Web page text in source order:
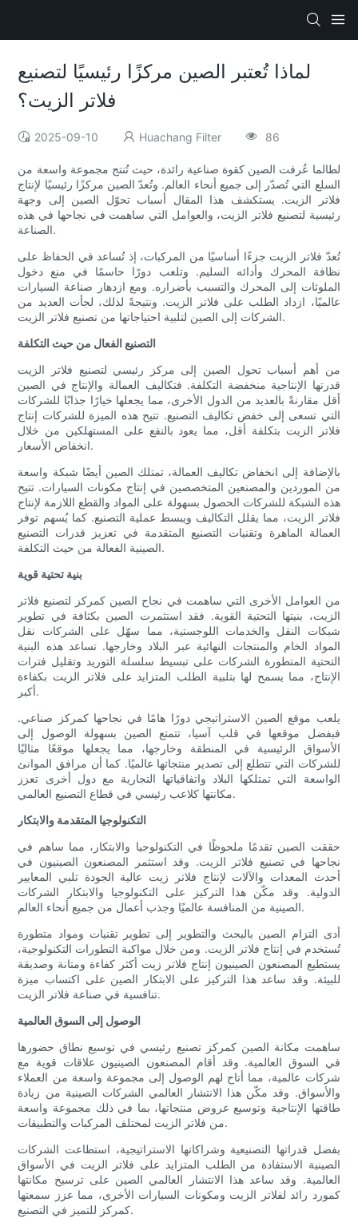
لماذا تُعتبر الصين مركزًا رئيسيًا لتصنيع
فلاتر الزيت؟
2025-09-10 Huachang Filter 86
لطالما عُرفت الصين كقوة صناعية رائدة، حيث تُنتج مجموعة واسعة من
السلع التي تُصدّر إلى جميع أنحاء العالم. وتُعدّ الصين مركزًا رئيسيًا لإنتاج
فلاتر الزيت. يستكشف هذا المقال أسباب تحوّل الصين إلى وجهة
رئيسية لتصنيع فلاتر الزيت، والعوامل التي ساهمت في نجاحها في هذه
الصناعة.
تُعدّ فلاتر الزيت جزءًا أساسيًا من المركبات، إذ تُساعد في الحفاظ على
نظافة المحرك وأدائه السليم. وتلعب دورًا حاسمًا في منع دخول
الملوثات إلى المحرك والتسبب بأضراره. ومع ازدهار صناعة السيارات
عالميًا، ازداد الطلب على فلاتر الزيت. ونتيجةً لذلك، لجأت العديد من
الشركات إلى الصين لتلبية احتياجاتها من تصنيع فلاتر الزيت.
التصنيع الفعال من حيث التكلفة
من أهم أسباب تحول الصين إلى مركز رئيسي لتصنيع فلاتر الزيت
قدرتها الإنتاجية منخفضة التكلفة. فتكاليف العمالة والإنتاج في الصين
أقل مقارنةً بالعديد من الدول الأخرى، مما يجعلها خيارًا جذابًا للشركات
التي تسعى إلى خفض تكاليف التصنيع. تتيح هذه الميزة للشركات إنتاج
فلاتر الزيت بتكلفة أقل، مما يعود بالنفع على المستهلكين من خلال
انخفاض الأسعار.
بالإضافة إلى انخفاض تكاليف العمالة، تمتلك الصين أيضًا شبكة واسعة
من الموردين والمصنعين المتخصصين في إنتاج مكونات السيارات. تتيح
هذه الشبكة للشركات الحصول بسهولة على المواد والقطع اللازمة لإنتاج
فلاتر الزيت، مما يقلل التكاليف ويبسط عملية التصنيع. كما يُسهم توفر
العمالة الماهرة وتقنيات التصنيع المتقدمة في تعزيز قدرات التصنيع
الصينية الفعالة من حيث التكلفة.
بنية تحتية قوية
من العوامل الأخرى التي ساهمت في نجاح الصين كمركز لتصنيع فلاتر
الزيت، بنيتها التحتية القوية. فقد استثمرت الصين بكثافة في تطوير
شبكات النقل والخدمات اللوجستية، مما سهّل على الشركات نقل
المواد الخام والمنتجات النهائية عبر البلاد وخارجها. تساعد هذه البنية
التحتية المتطورة الشركات على تبسيط سلسلة التوريد وتقليل فترات
الإنتاج، مما يسمح لها بتلبية الطلب المتزايد على فلاتر الزيت بكفاءة
أكبر.
يلعب موقع الصين الاستراتيجي دورًا هامًا في نجاحها كمركز صناعي.
فبفضل موقعها في قلب آسيا، تتمتع الصين بسهولة الوصول إلى
الأسواق الرئيسية في المنطقة وخارجها، مما يجعلها موقعًا مثاليًا
للشركات التي تتطلع إلى تصدير منتجاتها عالميًا. كما أن مرافق الموانئ
الواسعة التي تمتلكها البلاد واتفاقياتها التجارية مع دول أخرى تعزز
مكانتها كلاعب رئيسي في قطاع التصنيع العالمي.
التكنولوجيا المتقدمة والابتكار
حققت الصين تقدمًا ملحوظًا في التكنولوجيا والابتكار، مما ساهم في
نجاحها في تصنيع فلاتر الزيت. وقد استثمر المصنعون الصينيون في
أحدث المعدات والآلات لإنتاج فلاتر زيت عالية الجودة تلبي المعايير
الدولية. وقد مكّن هذا التركيز على التكنولوجيا والابتكار الشركات
الصينية من المنافسة عالميًا وجذب أعمال من جميع أنحاء العالم.
أدى التزام الصين بالبحث والتطوير إلى تطوير تقنيات ومواد متطورة
تُستخدم في إنتاج فلاتر الزيت. ومن خلال مواكبة التطورات التكنولوجية،
يستطيع المصنعون الصينيون إنتاج فلاتر زيت أكثر كفاءة ومتانة وصديقة
للبيئة. وقد ساعد هذا التركيز على الابتكار الصين على اكتساب ميزة
تنافسية في صناعة فلاتر الزيت.
الوصول إلى السوق العالمية
ساهمت مكانة الصين كمركز تصنيع رئيسي في توسيع نطاق حضورها
في السوق العالمية. وقد أقام المصنعون الصينيون علاقات قوية مع
شركات عالمية، مما أتاح لهم الوصول إلى مجموعة واسعة من العملاء
والأسواق. وقد مكّن هذا الانتشار العالمي الشركات الصينية من زيادة
طاقتها الإنتاجية وتوسيع عروض منتجاتها، بما في ذلك مجموعة واسعة
من فلاتر الزيت لمختلف المركبات والتطبيقات.
بفضل قدراتها التصنيعية وشراكاتها الاستراتيجية، استطاعت الشركات
الصينية الاستفادة من الطلب المتزايد على فلاتر الزيت في الأسواق
العالمية. وقد ساعد هذا الانتشار العالمي الصين على ترسيخ مكانتها
كمورد رائد لفلاتر الزيت ومكونات السيارات الأخرى، مما عزز سمعتها
كمركز للتميز في التصنيع.